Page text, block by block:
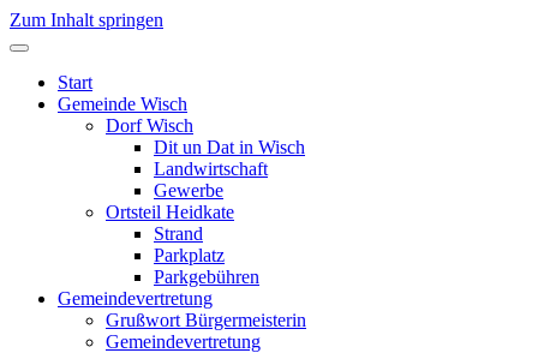
Zum Inhalt springen
Start
Gemeinde Wisch
Dorf Wisch
Dit un Dat in Wisch
Landwirtschaft
Gewerbe
Ortsteil Heidkate
Strand
Parkplatz
Parkgebühren
Gemeindevertretung
Grußwort Bürgermeisterin
Gemeindevertretung